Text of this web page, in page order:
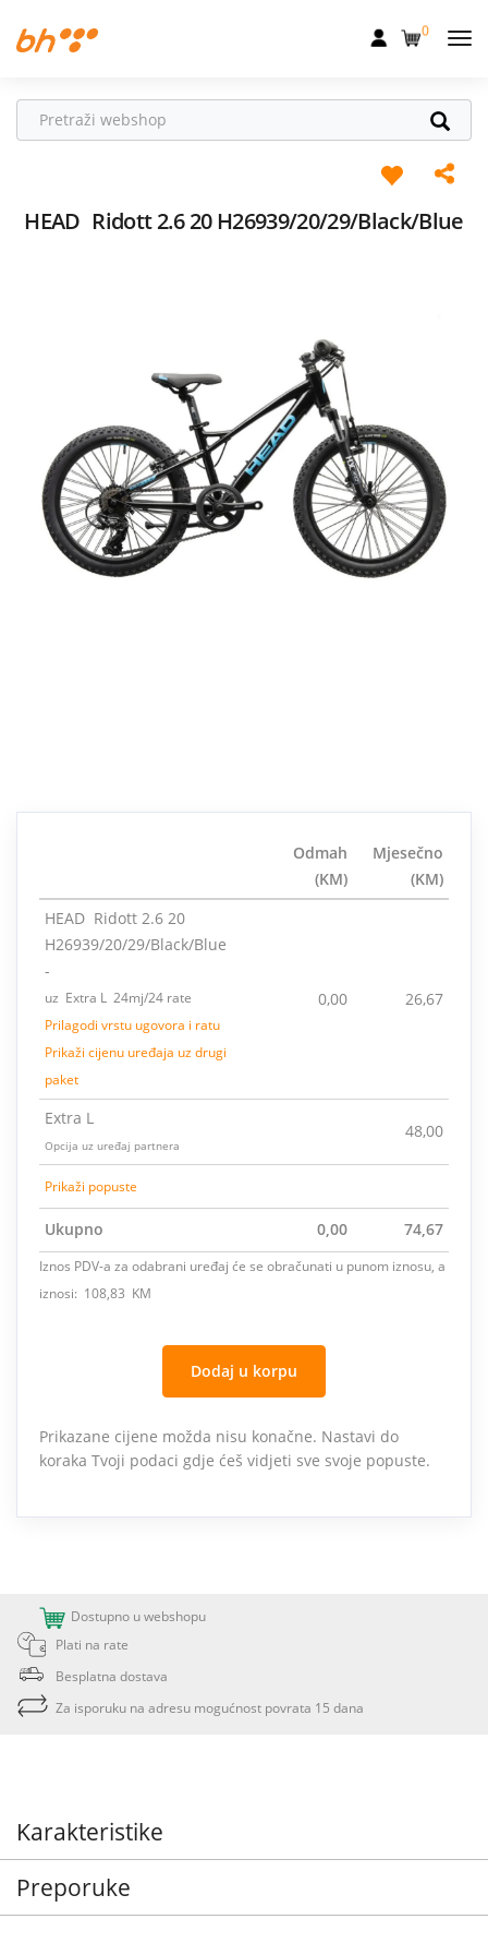
Fiksna
Televizija
Podrška
0
HEAD Ridott 2.6 20 H26939/20/29/Black/Blue
Odmah
(KM)
Mjesečno
(KM)
HEAD Ridott 2.6 20
H26939/20/29/Black/Blue
-
uz Extra L 24mj/24 rate
Prilagodi vrstu ugovora i ratu
Prikaži cijenu uređaja uz drugi
paket
0,00 26,67
Extra L
Opcija uz uređaj partnera
48,00
Prikaži popuste
Ukupno 0,00 74,67
Iznos PDV-a za odabrani uređaj će se obračunati u punom iznosu, a
iznosi: 108,83 KM
Dodaj u korpu
Prikazane cijene možda nisu konačne. Nastavi do
koraka Tvoji podaci gdje ćeš vidjeti sve svoje popuste.
Dostupno u webshopu
Plati na rate
Besplatna dostava
Za isporuku na adresu mogućnost povrata 15 dana
Karakteristike
Preporuke